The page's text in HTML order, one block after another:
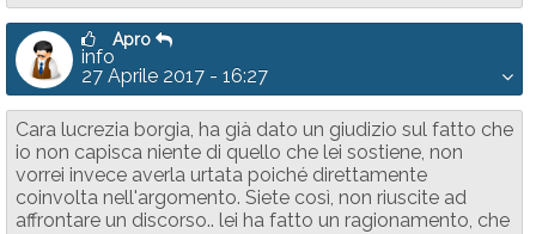
Apro
info
27 Aprile 2017 - 16:27
Cara lucrezia borgia, ha già dato un giudizio sul fatto che
io non capisca niente di quello che lei sostiene, non
vorrei invece averla urtata poiché direttamente
coinvolta nell'argomento. Siete così, non riuscite ad
affrontare un discorso.. lei ha fatto un ragionamento, che